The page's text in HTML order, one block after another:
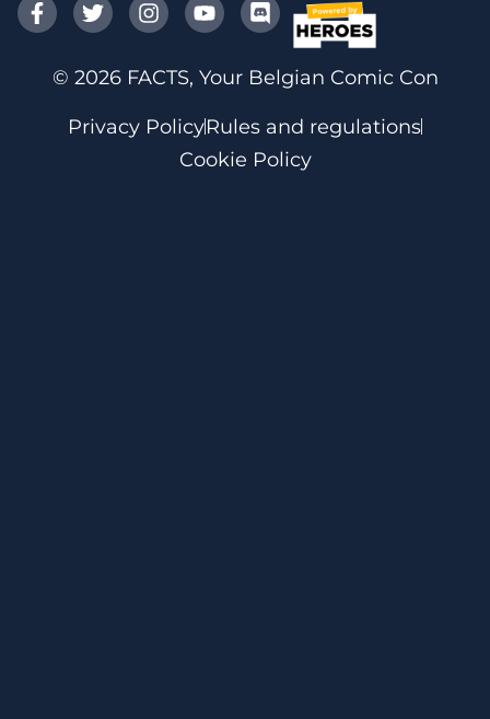
© 2026 FACTS, Your Belgian Comic Con
Privacy PolicyRules and regulations
Cookie Policy